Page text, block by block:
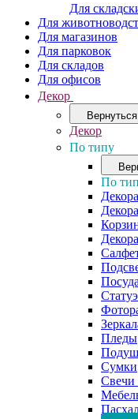
Для
Для
Для магазинов
Для парковок
Для складов
Для офисов
Декор
Декор
По типу
По
Пледы
Сумки
Свечи